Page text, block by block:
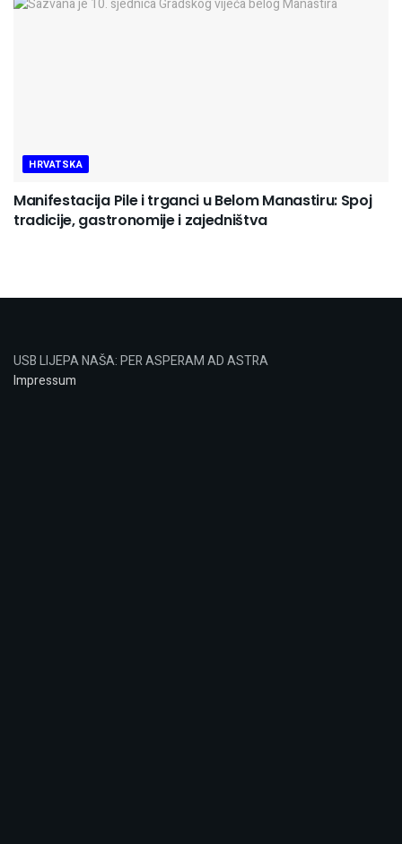
HRVATSKA
Manifestacija Pile i trganci u Belom Manastiru: Spoj
tradicije, gastronomije i zajedništva
USB LIJEPA NAŠA: PER ASPERAM AD ASTRA
Impressum